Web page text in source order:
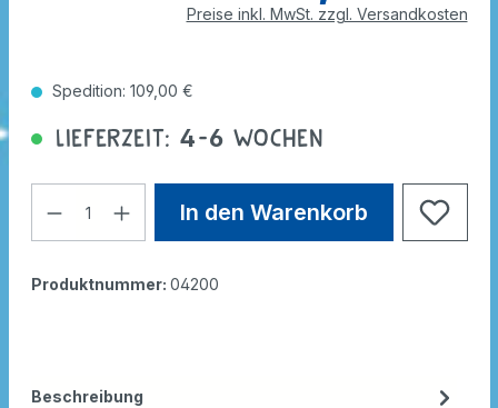
Preise inkl. MwSt. zzgl. Versandkosten
Spedition: 109,00 €
Lieferzeit: 4-6 Wochen
In den Warenkorb
Produktnummer: 04200
Beschreibung